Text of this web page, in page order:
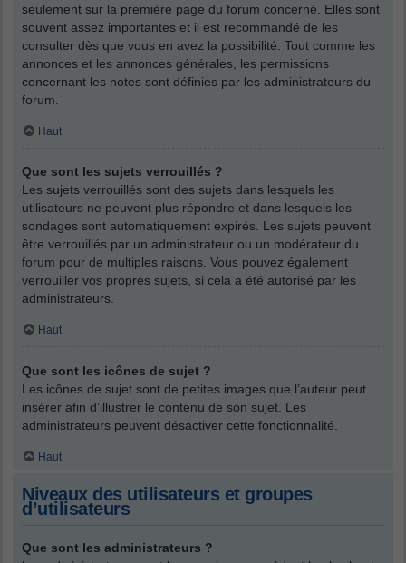
seulement sur la première page du forum concerné. Elles sont
souvent assez importantes et il est recommandé de les
consulter dès que vous en avez la possibilité. Tout comme les
annonces et les annonces générales, les permissions
concernant les notes sont définies par les administrateurs du
forum.
Haut
Que sont les sujets verrouillés ?
Les sujets verrouillés sont des sujets dans lesquels les
utilisateurs ne peuvent plus répondre et dans lesquels les
sondages sont automatiquement expirés. Les sujets peuvent
être verrouillés par un administrateur ou un modérateur du
forum pour de multiples raisons. Vous pouvez également
verrouiller vos propres sujets, si cela a été autorisé par les
administrateurs.
Haut
Que sont les icônes de sujet ?
Les icônes de sujet sont de petites images que l’auteur peut
insérer afin d’illustrer le contenu de son sujet. Les
administrateurs peuvent désactiver cette fonctionnalité.
Haut
Niveaux des utilisateurs et groupes
d’utilisateurs
Que sont les administrateurs ?